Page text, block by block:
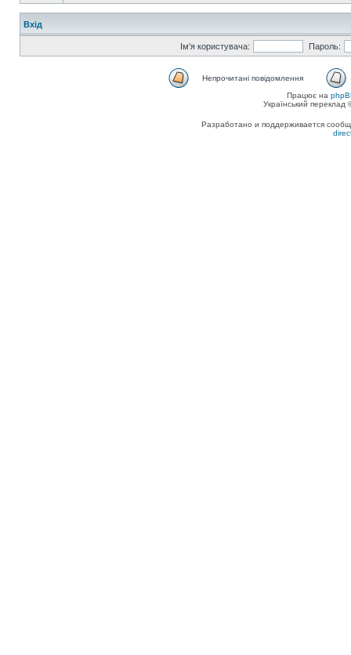
Вхід
Ім'я користувача: Пароль:
Непрочитані повідомлення
Працює на
Український
Разработано и поддерживается